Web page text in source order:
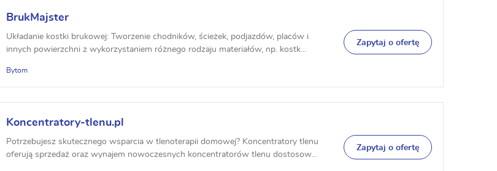
BrukMajster
Układanie kostki brukowej: Tworzenie chodników, ścieżek, podjazdów, placów i
innych powierzchni z wykorzystaniem różnego rodzaju materiałów, np. kostk...
Bytom
Zapytaj o ofertę
Koncentratory-tlenu.pl
Potrzebujesz skutecznego wsparcia w tlenoterapii domowej? Koncentratory tlenu
oferują sprzedaż oraz wynajem nowoczesnych koncentratorów tlenu dostosow...
Zapytaj o ofertę